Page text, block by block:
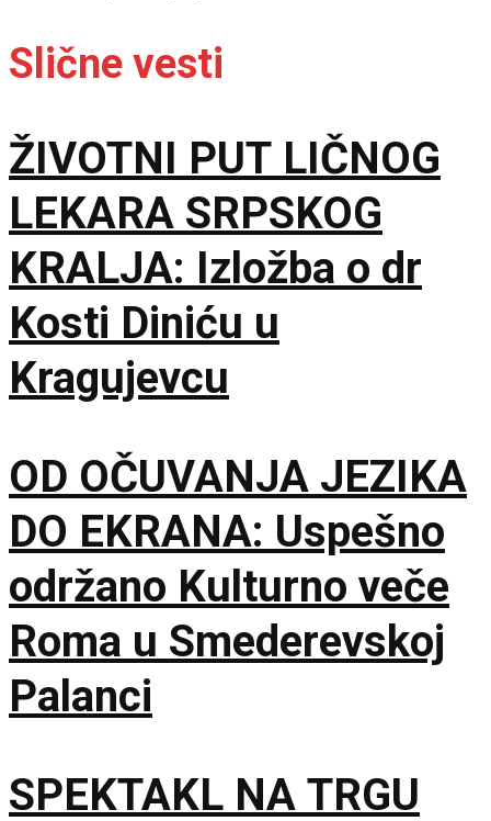
Slične vesti
ŽIVOTNI PUT LIČNOG
LEKARA SRPSKOG
KRALJA: Izložba o dr
Kosti Diniću u
Kragujevcu
OD OČUVANJA JEZIKA
DO EKRANA: Uspešno
održano Kulturno veče
Roma u Smederevskoj
Palanci
SPEKTAKL NA TRGU